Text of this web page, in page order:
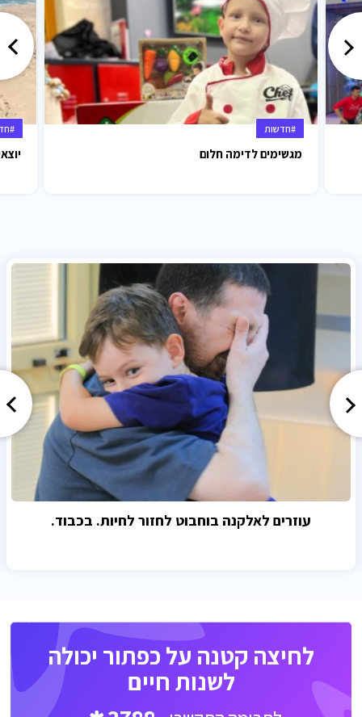
#חדשות
מגשימים לדימה חלום
עוזרים לאלקנה בוחבוט לחזור לחיות. בכבוד.
לחיצה קטנה על כפתור יכולה
לשנות חיים